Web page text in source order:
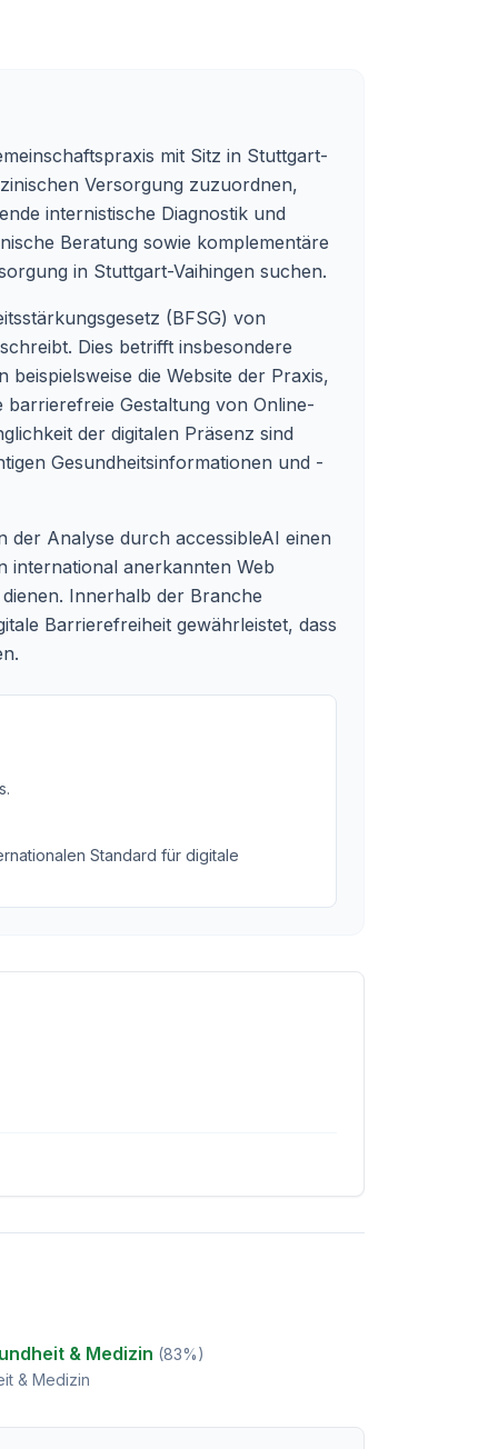
mit Sitz in Stuttgart-
Versorgung zuzuordnen,
internistische Diagnostik und
Beratung sowie komplementäre
in Stuttgart-Vaihingen suchen.
(BFSG) von
Dies betrifft insbesondere
die Website der Praxis,
Gestaltung von Online-
der digitalen Präsenz sind
Gesundheitsinformationen und -
der Analyse durch accessibleAI einen
international anerkannten Web
Innerhalb der Branche
Barrierefreiheit gewährleistet, dass
.
Standard für digitale
& Medizin (83%)
& Medizin